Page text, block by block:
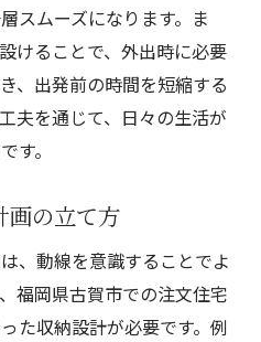
スムーズになります。ま
けることで、外出時に必要
、出発前の時間を短縮する
夫を通じて、日々の生活が
す。
画の立て方
、動線を意識することでよ
福岡県古賀市での注文住宅
た収納設計が必要です。例